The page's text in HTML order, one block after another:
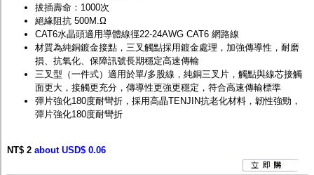
拔插壽命：1000次
絕緣阻抗 500M.Ω
CAT6水晶頭適用導體線徑22-24AWG CAT6 網路線
材質為純銅鍍金接點，三叉觸點採用鍍金處理，加強傳導性，耐磨
損、抗氧化、保障訊號長期穩定高速傳輸
三叉型（一件式）適用於單/多股線，純銅三叉片，觸點與線芯接觸
面更大，接觸更充分，傳導性更強更穩定，符合高速傳輸標準
彈片強化180度耐彎折，採用高晶TENJIN抗老化材料，韌性強勁，
彈片強化180度耐彎折
NT$ 2 about USD$ 0.06